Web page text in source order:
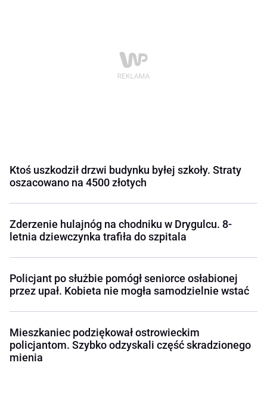
Ktoś uszkodził drzwi budynku byłej szkoły. Straty
oszacowano na 4500 złotych
Zderzenie hulajnóg na chodniku w Drygulcu. 8-
letnia dziewczynka trafiła do szpitala
Policjant po służbie pomógł seniorce osłabionej
przez upał. Kobieta nie mogła samodzielnie wstać
Mieszkaniec podziękował ostrowieckim
policjantom. Szybko odzyskali część skradzionego
mienia